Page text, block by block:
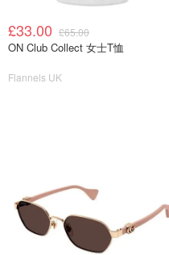
£33.00 £65.00
ON Club Collect 女士T恤
Flannels UK